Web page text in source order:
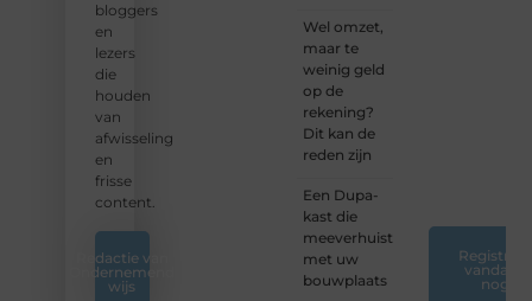
bloggers
en
lezers
die
houden
van
afwisseling
en
frisse
content.
Redactie van
Ondernemend
wijs
Wel omzet,
maar te
weinig geld
op de
rekening?
Dit kan de
reden zijn
Een Dupa-
kast die
meeverhuist
met uw
bouwplaats
Registreer
vandaag
nog